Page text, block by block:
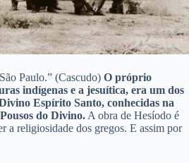
Paulo.” (Cascudo) O próprio
indígenas e a jesuítica, era um dos
Espírito Santo, conhecidas na
do Divino. A obra de Hesíodo é
a religiosidade dos gregos. E assim por